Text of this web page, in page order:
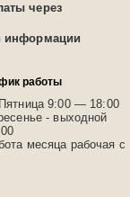
через
информации
работы
9:00 — 18:00
- выходной
месяца рабочая с